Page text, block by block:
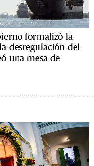
formalizó la
desregulación del
una mesa de